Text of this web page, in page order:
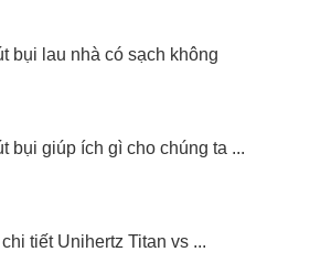
bụi lau nhà có sạch không
bụi giúp ích gì cho chúng ta ...
tiết Unihertz Titan vs ...